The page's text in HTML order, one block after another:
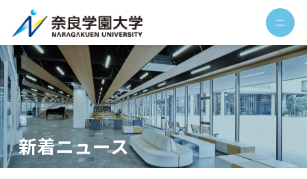
新着ニュース